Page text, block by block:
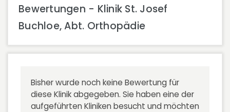
Bewertungen - Klinik St. Josef
Buchloe, Abt. Orthopädie
Bisher wurde noch keine Bewertung für
diese Klinik abgegeben. Sie haben eine der
aufgeführten Kliniken besucht und möchten